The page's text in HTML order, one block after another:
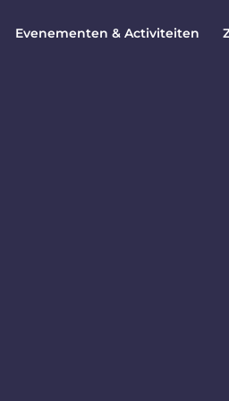
Evenementen & Activiteiten